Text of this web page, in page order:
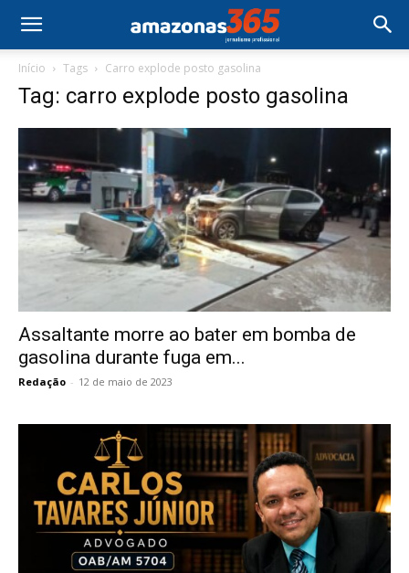
Início Tags Carro explode posto gasolina
Tag: carro explode posto gasolina
Assaltante morre ao bater em bomba de
gasolina durante fuga em...
Redação - 12 de maio de 2023